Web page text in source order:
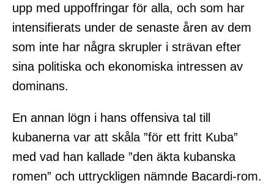
upp med uppoffringar för alla, och som har
intensifierats under de senaste åren av dem
som inte har några skrupler i strävan efter
sina politiska och ekonomiska intressen av
dominans.
En annan lögn i hans offensiva tal till
kubanerna var att skåla ”för ett fritt Kuba”
med vad han kallade ”den äkta kubanska
romen” och uttryckligen nämnde Bacardi-rom.